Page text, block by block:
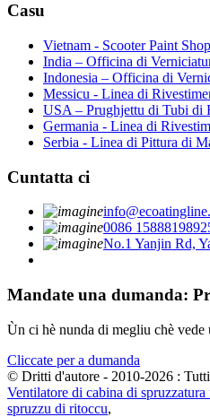
Casu
Vietnam - Scooter Paint Shop
India – Officina di
Indonesia – Officina di
Messicu - Linea di
USA – Prughjettu di Tubi di
Germania - Linea di
Serbia - Linea di Pittura di
Cuntatta ci
0086
No.1 Yanjin Rd,
Mandate una dumanda:
Ùn ci hè nunda di megliu chè vede
Cliccate per a dumanda
© Dritti d'autore - 2010-2026 :
Ventilatore di cabina di spruzzatura
spruzzu di ritoccu,